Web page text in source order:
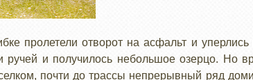
пролетели отворот на асфальт и
ручей и получилось небольшое озерцо. Но
почти до трассы непрерывный ряд